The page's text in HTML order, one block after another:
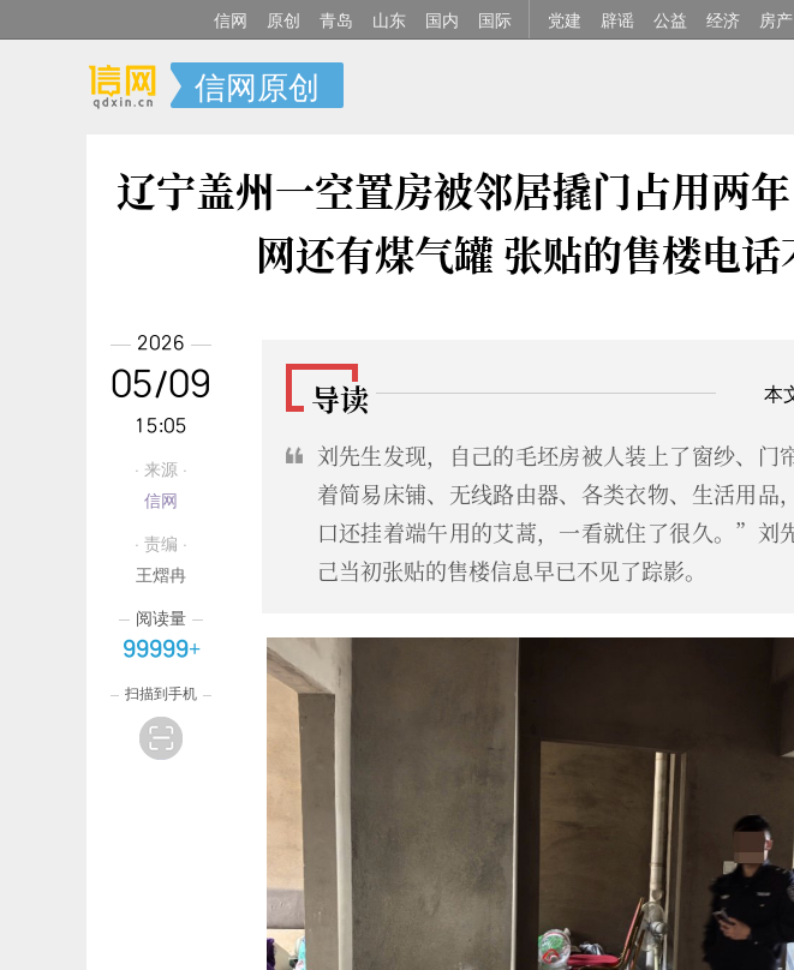
信网 原创 青岛 山东 国内 国际 党建 辟谣 公益 经济 房产
信网原创
辽宁盖州一空置房被邻居撬门占用两
网还有煤气罐 张贴的售楼电
导读 本
刘先生发现，自己的毛坯房被人装上了窗纱、门
着简易床铺、无线路由器、各类衣物、生活用
口还挂着端午用的艾蒿，一看就住了很久。”刘
己当初张贴的售楼信息早已不见了踪影。
2026
05/09
15:05
· 来源 ·
信网
· 责编 ·
王熠冉
阅读量
99999+
扫描到手机